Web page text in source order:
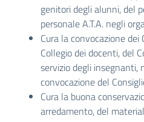
genitori degli alunni, del
personale A.T.A. negli
Cura la convocazione dei
Collegio dei docenti, del
servizio degli insegnanti,
convocazione del
Cura la buona
arredamento, del